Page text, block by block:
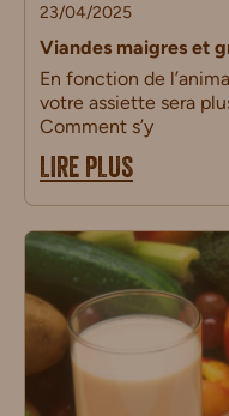
23/04/2025
Viandes maigres et
En fonction de
votre assiette sera
Comment s’y
LIRE PLUS